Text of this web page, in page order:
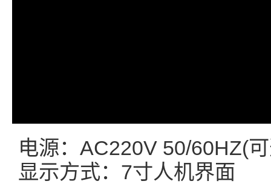
电源：AC220V 50/60HZ(
显示方式：7寸人机界面